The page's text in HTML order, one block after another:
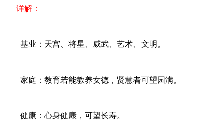
详解：
基业：天宫、将星、威武、艺术、文明。
家庭：教育若能教养女德，贤慧者可望园满。
健康：心身健康，可望长寿。